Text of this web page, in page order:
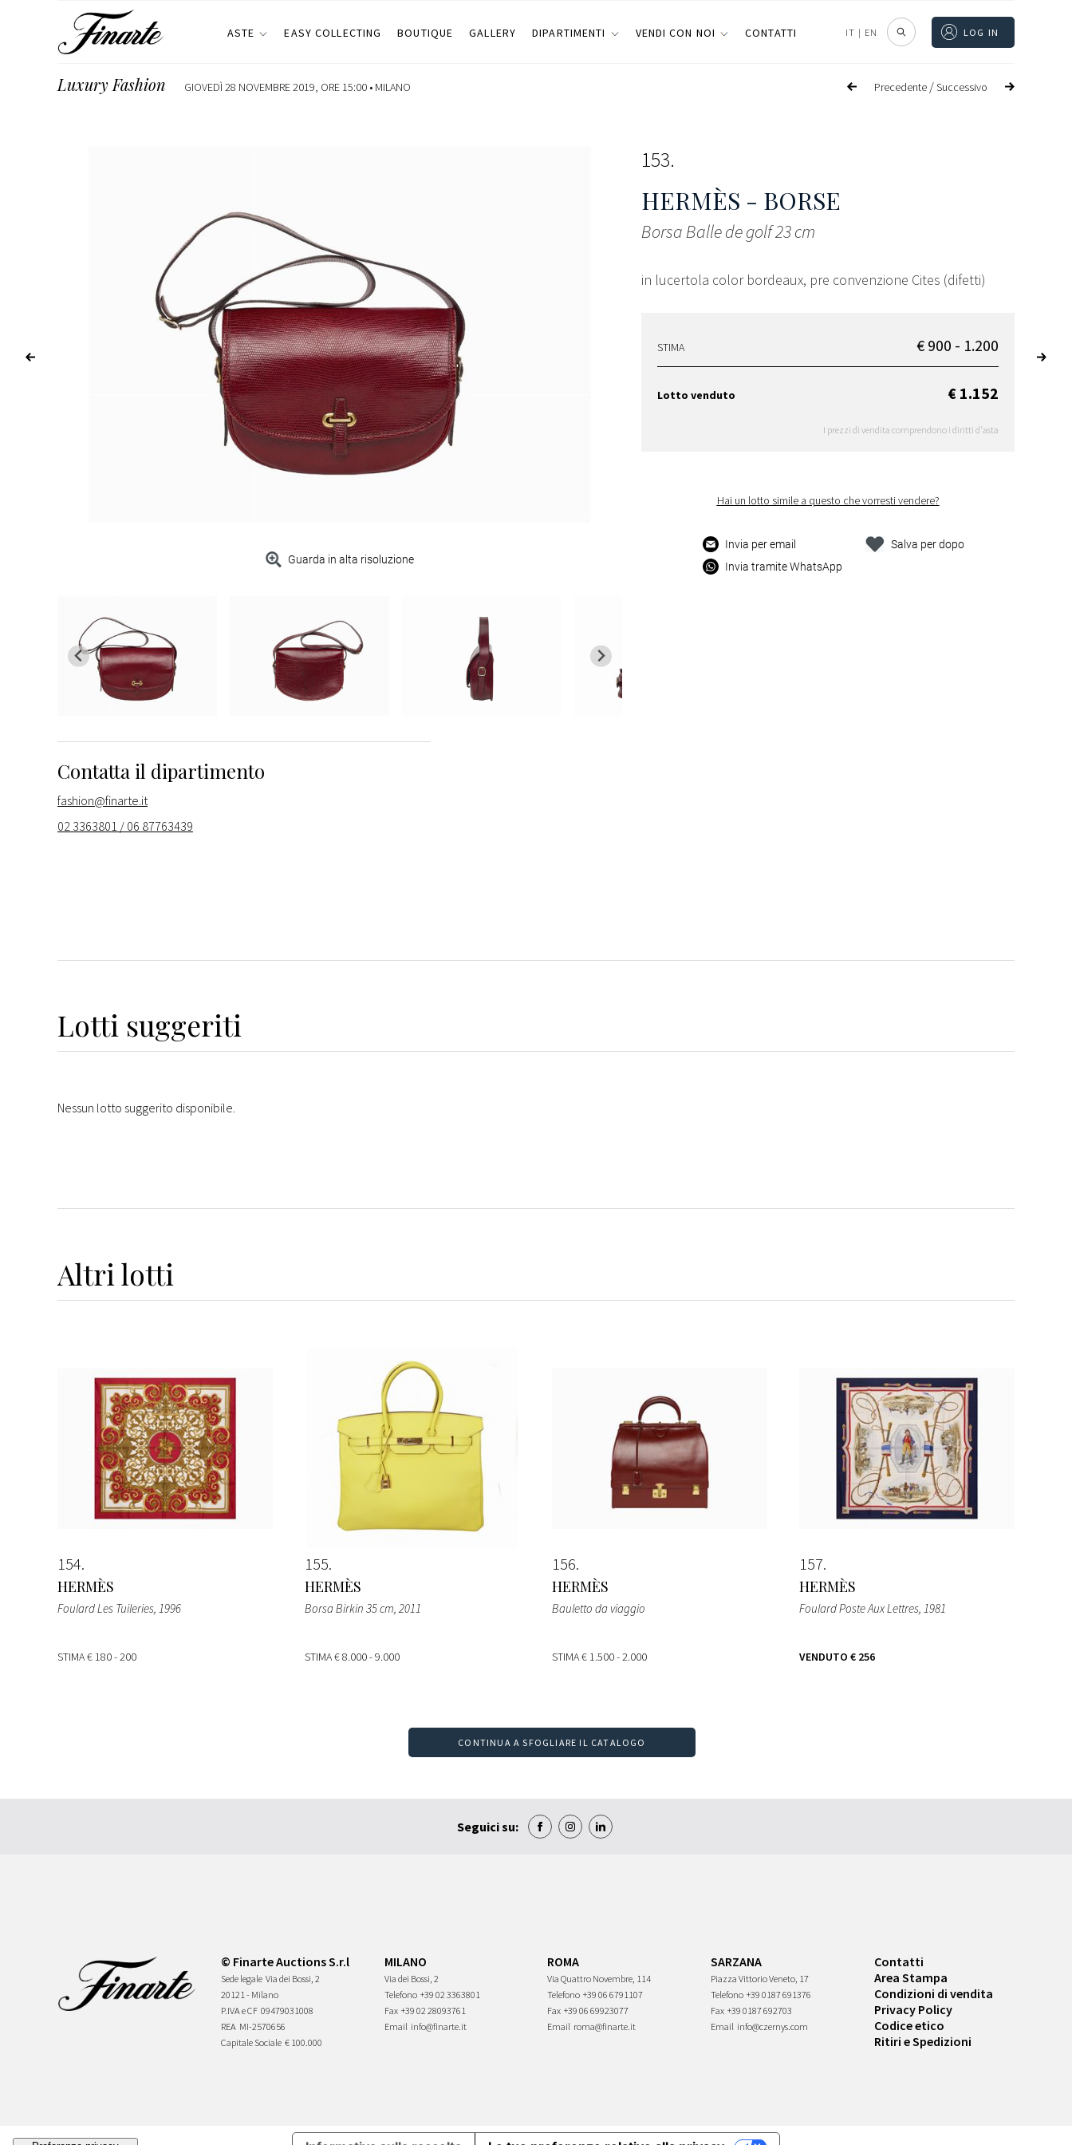
ASTE EASY COLLECTING BOUTIQUE GALLERY DIPARTIMENTI VENDI CON NOI CONTATTI IT | EN LOG IN
Precedente /Successivo
Luxury Fashion GIOVEDÌ 28 NOVEMBRE 2019, ORE 15:00 • MILANO
Guarda in alta risoluzione
153
HERMÈS - BORSE
Borsa Balle de golf 23 cm
in lucertola color bordeaux, pre convenzione Cites (difetti)
STIMA € 900 - 1.200
Lotto venduto € 1.152
I prezzi di vendita comprendono i diritti d'asta
Hai un lotto simile a questo che vorresti vendere?
Invia per email
Invia tramite WhatsApp
Salva per dopo
Contatta il dipartimento
fashion@finarte.it
02 3363801 / 06 87763439
Lotti suggeriti
Nessun lotto suggerito disponibile.
Altri lotti
154
HERMÈS
Foulard Les Tuileries, 1996
STIMA€ 180 - 200
155
HERMÈS
Borsa Birkin 35 cm, 2011
STIMA€ 8.000 - 9.000
156
HERMÈS
Bauletto da viaggio
STIMA€ 1.500 - 2.000
157
HERMÈS
Foulard Poste Aux Lettres, 1981
VENDUTO € 256
CONTINUA A SFOGLIARE IL CATALOGO
Seguici su:
© Finarte Auctions S.r.l
Sede legale Via dei Bossi, 2
20121 - Milano
P.IVA e CF 09479031008
REA MI-2570656
Capitale Sociale € 100.000
MILANO
Via dei Bossi, 2
Telefono +39 02 3363801
Fax +39 02 28093761
Email info@finarte.it
ROMA
Via Quattro Novembre, 114
Telefono +39 06 6791107
Fax +39 06 69923077
Email roma@finarte.it
SARZANA
Piazza Vittorio Veneto, 17
Telefono +39 0187 691376
Fax +39 0187 692703
Email info@czernys.com
Contatti
Area Stampa
Condizioni di vendita
Privacy Policy
Codice etico
Ritiri e Spedizioni